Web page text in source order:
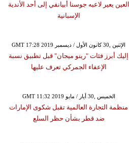
العين يعير لاعبه جوسنا أبيانفي إلى أحد الأندية
الإسبانية
GMT 17:28 2019 الإثنين ,30 كانون الأول / ديسمبر
إليك أبرز فئات "رينو ميجان" قبل تطبيق نسبة
الإعفاء الجمركي تعرف عليها
GMT 11:32 2019 الخميس ,30 أيار / مايو
منظمة التجارة العالمية تقبل شكوى الإمارات
ضد قطر بشأن حظر السلع